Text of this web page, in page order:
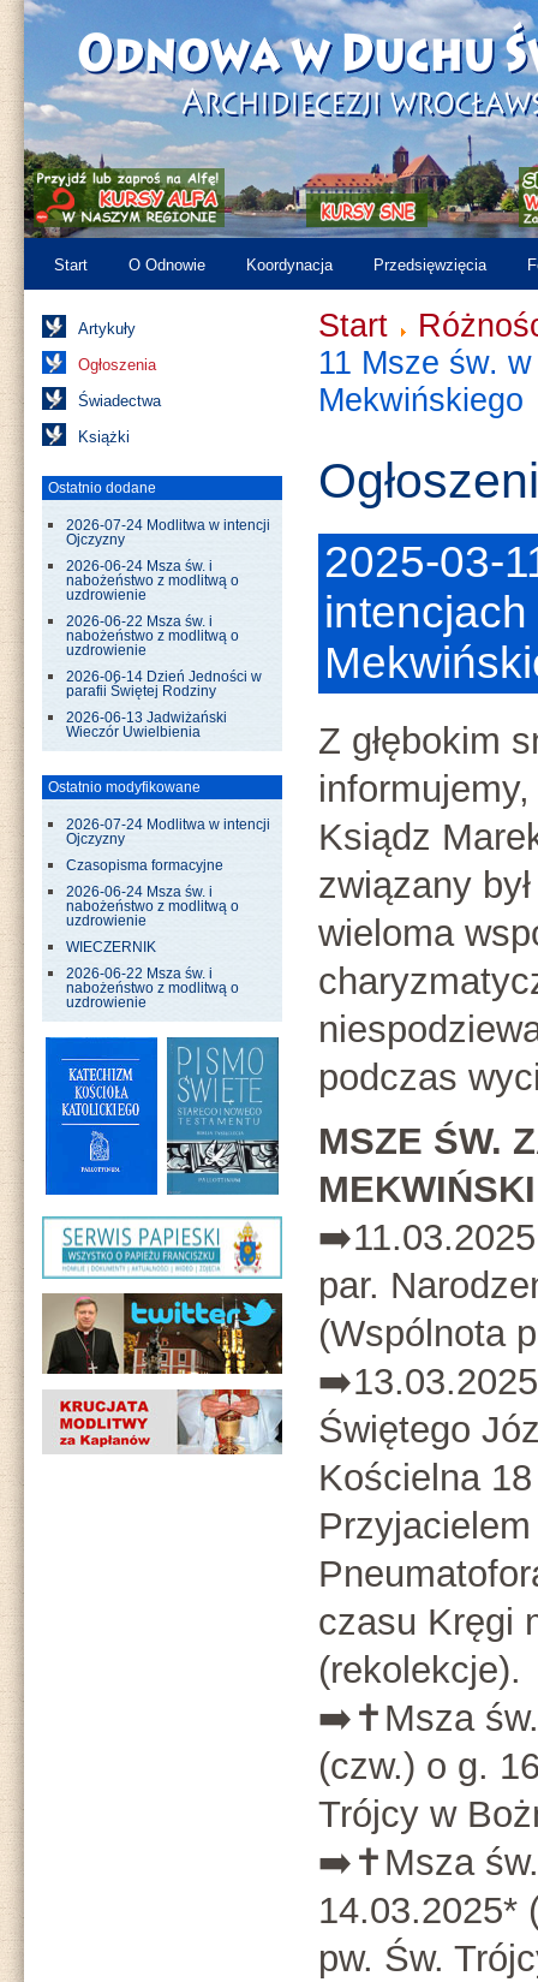
Start O Odnowie Koordynacja Przedsięwzięcia
Artykuły
Ogłoszenia
Świadectwa
Książki
Ostatnio dodane
2026-07-24 Modlitwa w intencji
Ojczyzny
2026-06-24 Msza św. i
nabożeństwo z modlitwą o
uzdrowienie
2026-06-22 Msza św. i
nabożeństwo z modlitwą o
uzdrowienie
2026-06-14 Dzień Jedności w
parafii Świętej Rodziny
2026-06-13 Jadwiżański
Wieczór Uwielbienia
Ostatnio modyfikowane
2026-07-24 Modlitwa w intencji
Ojczyzny
Czasopisma formacyjne
2026-06-24 Msza św. i
nabożeństwo z modlitwą o
uzdrowienie
WIECZERNIK
2026-06-22 Msza św. i
nabożeństwo z modlitwą o
uzdrowienie
Start
11 Msze św.
Mekwińskiego
2025-03-
Z głębokim
Ksiądz
związany
wieloma
podczas
MSZE ŚW.
par.
(Wspólnota
Świętego
Kościelna
czasu Kręgi
(rekolekcje).
➡️✝️Msza św.
(czw.) o g.
Trójcy w
➡️✝️Msza
14.03.2025*
pw. Św.